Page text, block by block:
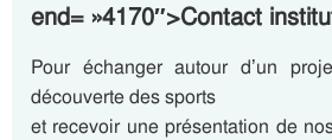
end= »4170″>Contact
Pour échanger autour d’un
découverte des sports
et recevoir une présentation de